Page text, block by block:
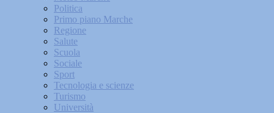
Politica
Primo piano Marche
Regione
Salute
Scuola
Sociale
Sport
Tecnologia e scienze
Turismo
Università